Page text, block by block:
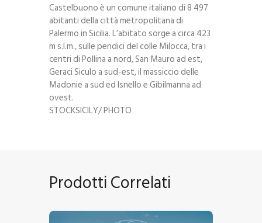
Castelbuono è un comune italiano di 8 497
abitanti della città metropolitana di
Palermo in Sicilia. L’abitato sorge a circa 423
m s.l.m., sulle pendici del colle Milocca, tra i
centri di Pollina a nord, San Mauro ad est,
Geraci Siculo a sud-est, il massiccio delle
Madonie a sud ed Isnello e Gibilmanna ad
ovest.
STOCKSICILY/ PHOTO
Prodotti Correlati